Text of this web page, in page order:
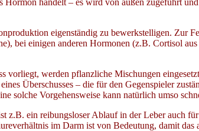
eigenständig zu bewerkstelligen. Zur
bei einigen anderen Hormonen (z.B. Cortisol
vorliegt, werden pflanzliche Mischungen
Überschusses – die für den Gegenspieler
solche Vorgehensweise kann natürlich umso
z.B. ein reibungsloser Ablauf in der Leber auch
im Darm ist von Bedeutung, damit